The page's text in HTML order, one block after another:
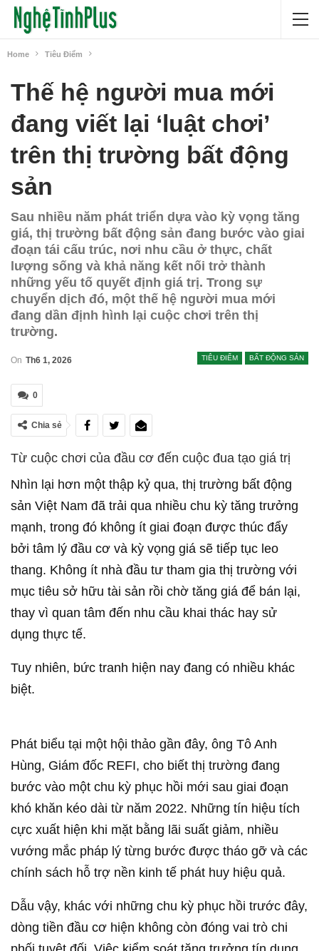
Home Tiêu Điểm
Thế hệ người mua mới
đang viết lại ‘luật chơi’
trên thị trường bất động
sản
Sau nhiều năm phát triển dựa vào kỳ vọng tăng
giá, thị trường bất động sản đang bước vào giai
đoạn tái cấu trúc, nơi nhu cầu ở thực, chất
lượng sống và khả năng kết nối trở thành
những yếu tố quyết định giá trị. Trong sự
chuyển dịch đó, một thế hệ người mua mới
đang dần định hình lại cuộc chơi trên thị
trường.
TIÊU ĐIỂM BẤT ĐỘNG SẢN
On Th6 1, 2026
0
Chia sẻ
Từ cuộc chơi của đầu cơ đến cuộc đua tạo giá trị
Nhìn lại hơn một thập kỷ qua, thị trường bất động
sản Việt Nam đã trải qua nhiều chu kỳ tăng trưởng
mạnh, trong đó không ít giai đoạn được thúc đẩy
bởi tâm lý đầu cơ và kỳ vọng giá sẽ tiếp tục leo
thang. Không ít nhà đầu tư tham gia thị trường với
mục tiêu sở hữu tài sản rồi chờ tăng giá để bán lại,
thay vì quan tâm đến nhu cầu khai thác hay sử
dụng thực tế.
Tuy nhiên, bức tranh hiện nay đang có nhiều khác
biệt.
Phát biểu tại một hội thảo gần đây, ông Tô Anh
Hùng, Giám đốc REFI, cho biết thị trường đang
bước vào một chu kỳ phục hồi mới sau giai đoạn
khó khăn kéo dài từ năm 2022. Những tín hiệu tích
cực xuất hiện khi mặt bằng lãi suất giảm, nhiều
vướng mắc pháp lý từng bước được tháo gỡ và các
chính sách hỗ trợ nền kinh tế phát huy hiệu quả.
Dẫu vậy, khác với những chu kỳ phục hồi trước đây,
dòng tiền đầu cơ hiện không còn đóng vai trò chi